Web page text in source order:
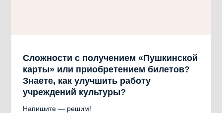
Сложности с получением «Пушкинской
карты» или приобретением билетов?
Знаете, как улучшить работу
учреждений культуры?
Напишите — решим!